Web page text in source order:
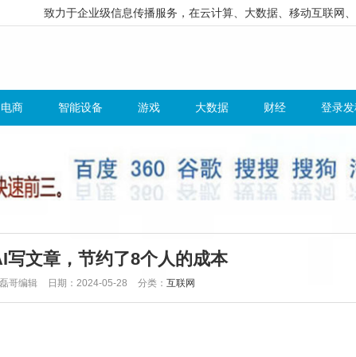
致力于企业级信息传播服务，在云计算、大数据、移动互联网
电商 智能设备 游戏 大数据 财经 登录
写文章，节约了8个人的成本
哥编辑 日期：2024-05-28 分类：互联网